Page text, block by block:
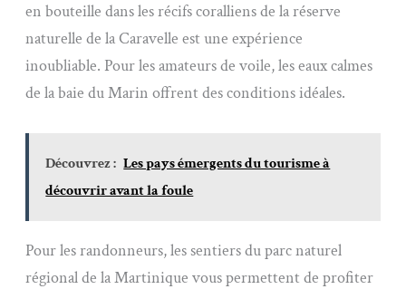
en bouteille dans les récifs coralliens de la réserve
naturelle de la Caravelle est une expérience
inoubliable. Pour les amateurs de voile, les eaux calmes
de la baie du Marin offrent des conditions idéales.
Découvrez : Les pays émergents du tourisme à
découvrir avant la foule
Pour les randonneurs, les sentiers du parc naturel
régional de la Martinique vous permettent de profiter